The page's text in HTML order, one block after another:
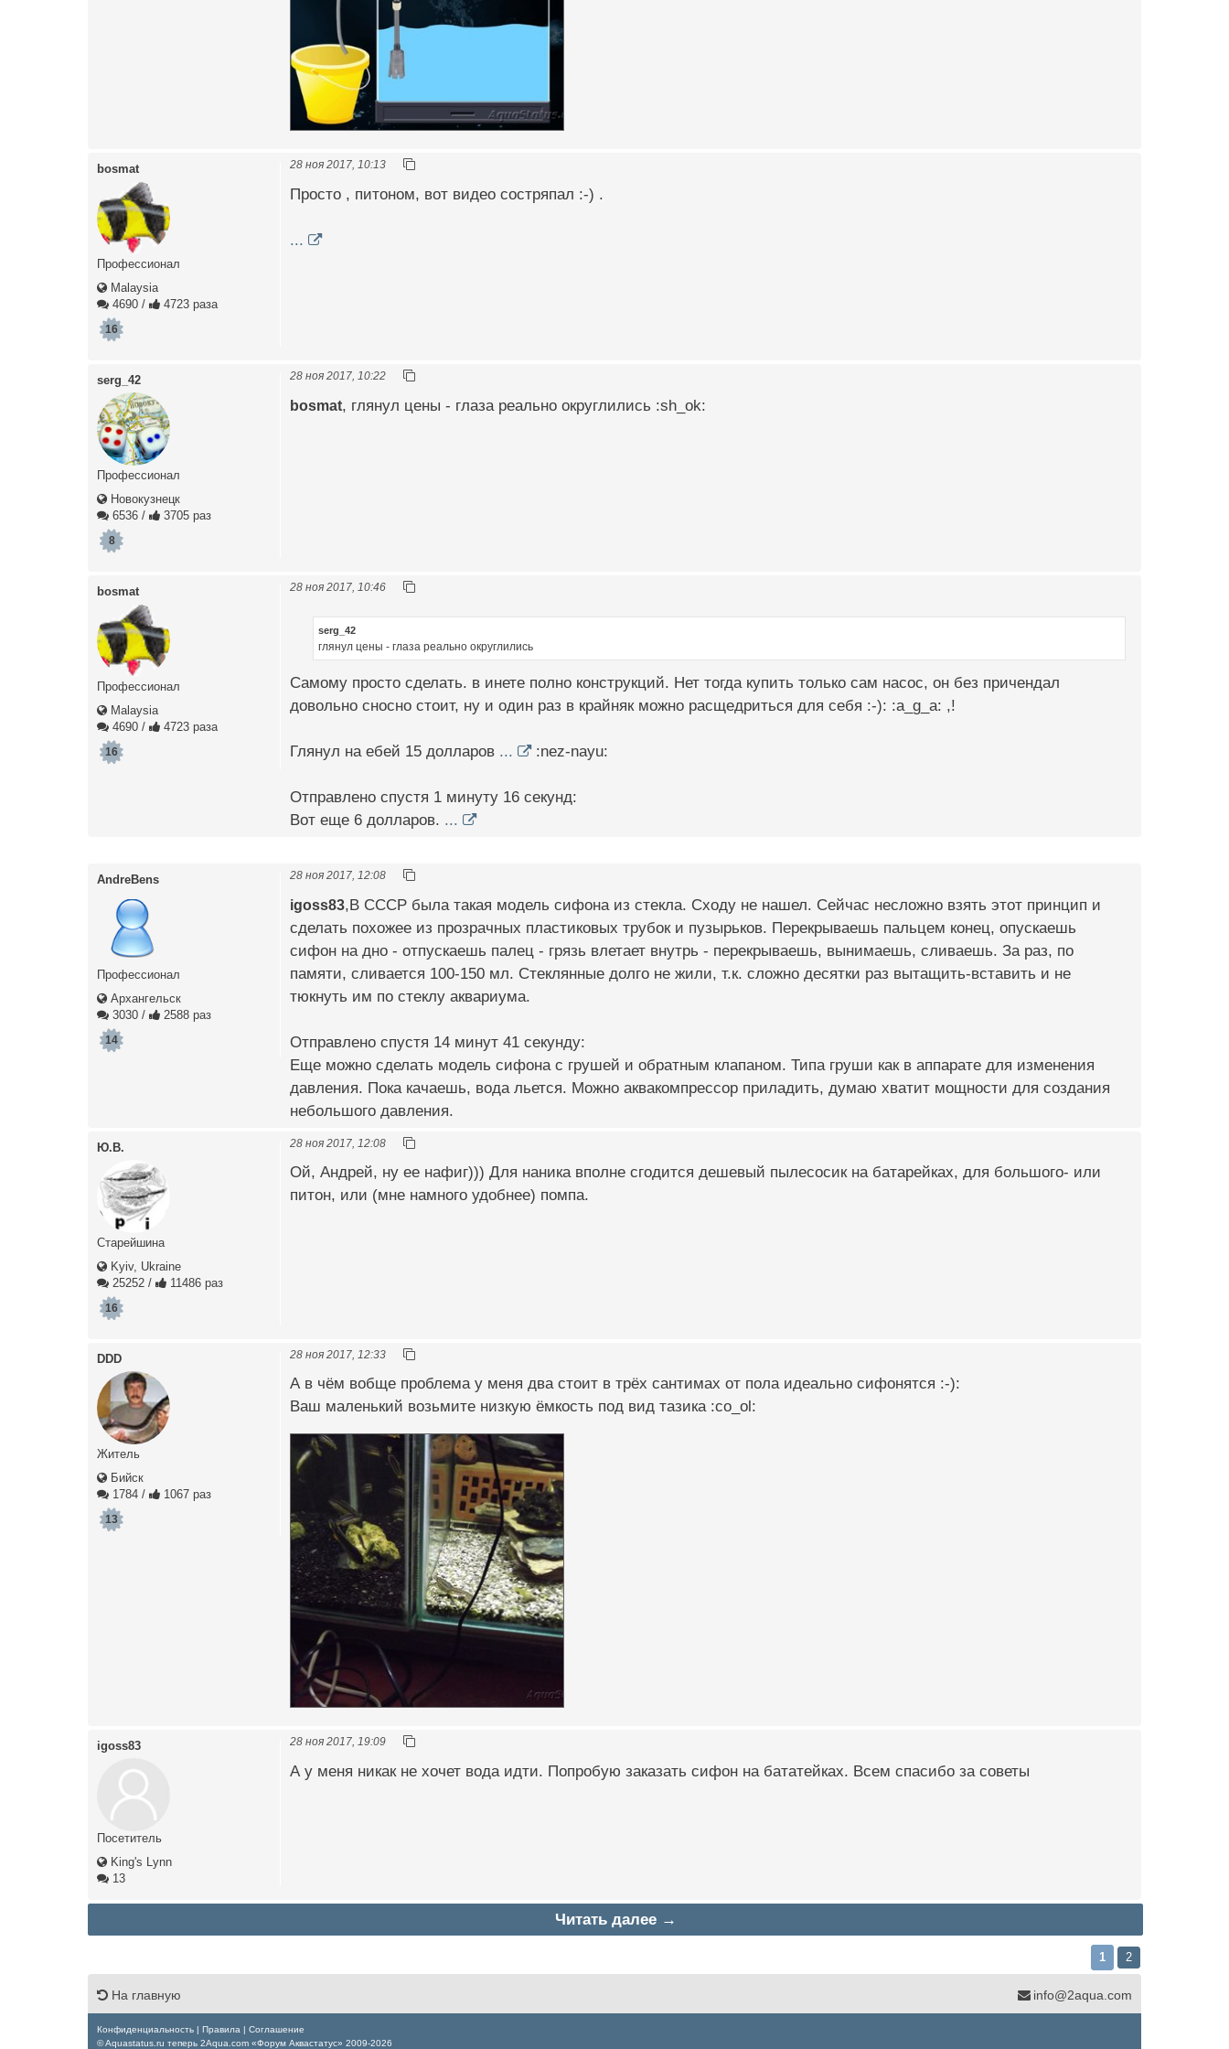
bosmat
Профессионал
Malaysia
4690 / 4723 раза
16
28 ноя 2017, 10:13
Просто , питоном, вот видео состряпал :-) .
...
serg_42
Профессионал
Новокузнецк
6536 / 3705 раз
8
28 ноя 2017, 10:22
bosmat, глянул цены - глаза реально округлились :sh_ok:
bosmat
Профессионал
Malaysia
4690 / 4723 раза
16
28 ноя 2017, 10:46
serg_42
глянул цены - глаза реально округлились
Самому просто сделать. в инете полно конструкций. Нет тогда купить только сам насос, он без причендал
довольно сносно стоит, ну и один раз в крайняк можно расщедриться для себя :-): :a_g_a: ,!
Глянул на ебей 15 долларов ... :nez-nayu:
Отправлено спустя 1 минуту 16 секунд:
Вот еще 6 долларов. ...
AndreBens
Профессионал
Архангельск
3030 / 2588 раз
14
28 ноя 2017, 12:08
igoss83,В СССР была такая модель сифона из стекла. Сходу не нашел. Сейчас несложно взять этот принцип и
сделать похожее из прозрачных пластиковых трубок и пузырьков. Перекрываешь пальцем конец, опускаешь
сифон на дно - отпускаешь палец - грязь влетает внутрь - перекрываешь, вынимаешь, сливаешь. За раз, по
памяти, сливается 100-150 мл. Стеклянные долго не жили, т.к. сложно десятки раз вытащить-вставить и не
тюкнуть им по стеклу аквариума.
Отправлено спустя 14 минут 41 секунду:
Еще можно сделать модель сифона с грушей и обратным клапаном. Типа груши как в аппарате для изменения
давления. Пока качаешь, вода льется. Можно аквакомпрессор приладить, думаю хватит мощности для создания
небольшого давления.
Ю.В.
Старейшина
Kyiv, Ukraine
25252 / 11486 раз
16
28 ноя 2017, 12:08
Ой, Андрей, ну ее нафиг))) Для наника вполне сгодится дешевый пылесосик на батарейках, для большого- или
питон, или (мне намного удобнее) помпа.
DDD
Житель
Бийск
1784 / 1067 раз
13
28 ноя 2017, 12:33
А в чём вобще проблема у меня два стоит в трёх сантимах от пола идеально сифонятся :-):
Ваш маленький возьмите низкую ёмкость под вид тазика :co_ol:
igoss83
Посетитель
King's Lynn
13
28 ноя 2017, 19:09
А у меня никак не хочет вода идти. Попробую заказать сифон на бататейках. Всем спасибо за советы
Читать далее →
1 2
На главную info@2aqua.com
Конфиденциальность | Правила | Соглашение
© Aquastatus.ru теперь 2Aqua.com «Форум Аквастатус» 2009-2026